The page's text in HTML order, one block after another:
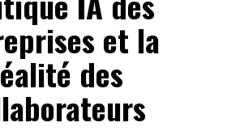
et la
des